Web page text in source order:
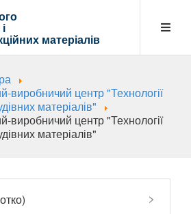
матеріалів
Кафедра
Абітурієнту
діяльність
виробничий центр "Технології
матеріалів"
виробничий центр "Технології
матеріалів"